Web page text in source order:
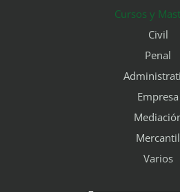
Cursos y
Civil
Penal
Empresa
Mercantil
Varios